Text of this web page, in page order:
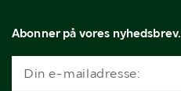
Abonner på vores nyhedsbrev.